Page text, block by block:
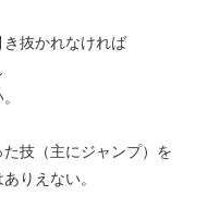
抜かれなければ
技（主にジャンプ）を
りえない。